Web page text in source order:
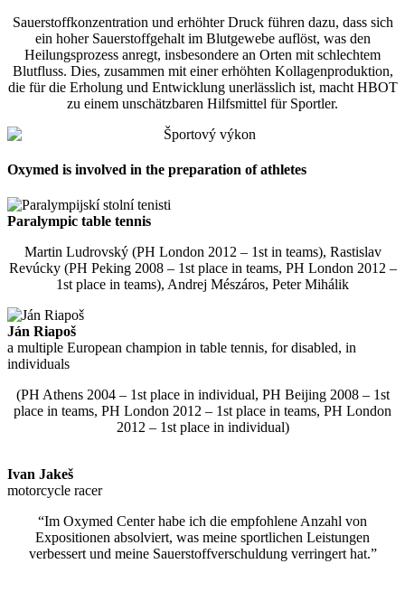
Sauerstoffkonzentration und erhöhter Druck führen dazu, dass sich
ein hoher Sauerstoffgehalt im Blutgewebe auflöst, was den
Heilungsprozess anregt, insbesondere an Orten mit schlechtem
Blutfluss. Dies, zusammen mit einer erhöhten Kollagenproduktion,
die für die Erholung und Entwicklung unerlässlich ist, macht HBOT
zu einem unschätzbaren Hilfsmittel für Sportler.
Oxymed is involved in the preparation of athletes
Paralympic table tennis
Martin Ludrovský (PH London 2012 – 1st in teams), Rastislav
Revúcky (PH Peking 2008 – 1st place in teams, PH London 2012 –
1st place in teams), Andrej Mészáros, Peter Mihálik
Ján Riapoš
a multiple European champion in table tennis, for disabled, in
individuals
(PH Athens 2004 – 1st place in individual, PH Beijing 2008 – 1st
place in teams, PH London 2012 – 1st place in teams, PH London
2012 – 1st place in individual)
Ivan Jakeš
motorcycle racer
“Im Oxymed Center habe ich die empfohlene Anzahl von
Expositionen absolviert, was meine sportlichen Leistungen
verbessert und meine Sauerstoffverschuldung verringert hat.”